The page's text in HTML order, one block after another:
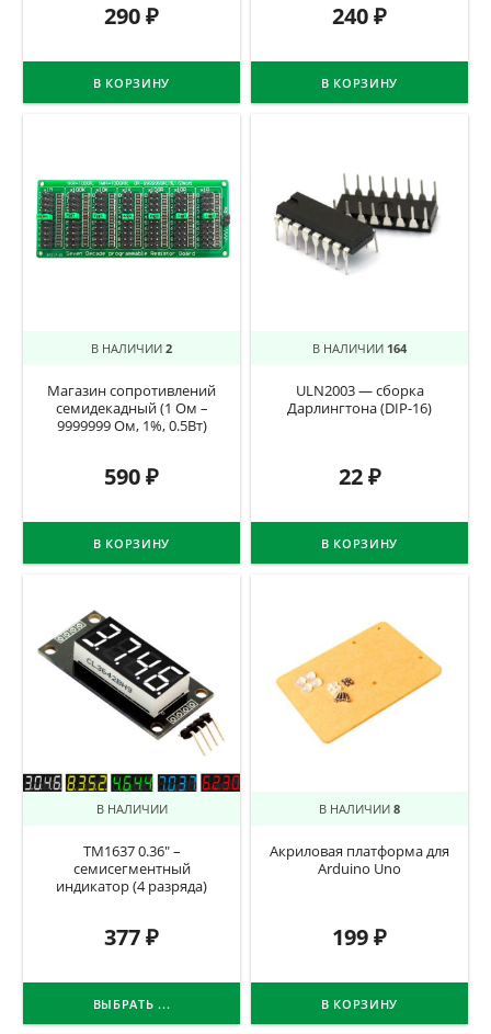
290₽
В КОРЗИНУ
240₽
В КОРЗИНУ
В НАЛИЧИИ 2
Магазин сопротивлений
семидекадный (1 Ом –
9999999 Ом, 1%, 0.5Вт)
590₽
В КОРЗИНУ
В НАЛИЧИИ 164
ULN2003 — сборка
Дарлингтона (DIP-16)
22₽
В КОРЗИНУ
В НАЛИЧИИ
TM1637 0.36″ –
семисегментный
индикатор (4 разряда)
377₽
ВЫБРАТЬ ...
В НАЛИЧИИ 8
Акриловая платформа для
Arduino Uno
199₽
В КОРЗИНУ